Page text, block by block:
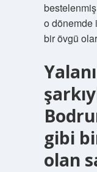
bestelenmiş
o dönemde
bir övgü
gibi
olan